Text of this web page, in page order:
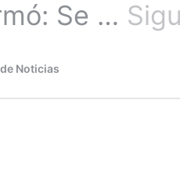
Se …
Noticias